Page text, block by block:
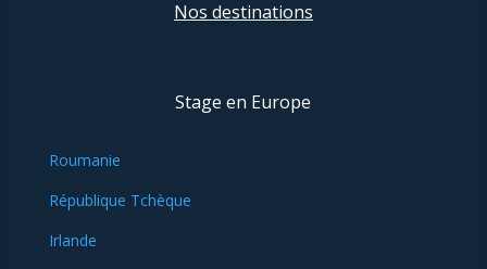
Nos destinations
Stage en Europe
Roumanie
République Tchèque
Irlande